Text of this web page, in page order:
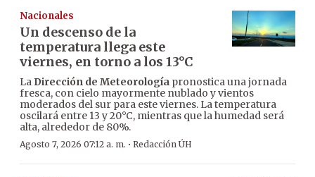
Nacionales
Un descenso de la
temperatura llega este
viernes, en torno a los 13°C
La Dirección de Meteorología pronostica una jornada
fresca, con cielo mayormente nublado y vientos
moderados del sur para este viernes. La temperatura
oscilará entre 13 y 20°C, mientras que la humedad será
alta, alrededor de 80%.
Agosto 7, 2026 07:12 a. m. · Redacción ÚH